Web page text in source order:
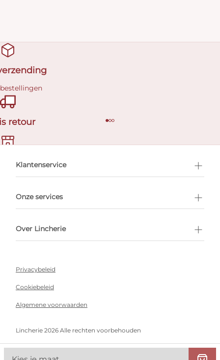
retour
afspraak
Klantenservice
Onze services
Over Lincherie
Privacybeleid
Cookiebeleid
Algemene voorwaarden
Lincherie 2026 Alle rechten voorbehouden